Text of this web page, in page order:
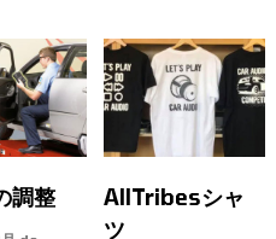
調整
AllTribesシャ
ツ